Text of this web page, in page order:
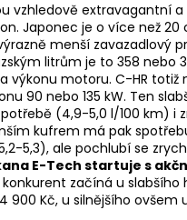
vzhledově extravagantní a
Japonec je o více než
menší zavazadlový
litrům je to 358 nebo
výkonu motoru. C-HR totiž
90 nebo 135 kW. Ten
(4,9-5,0 l/100 km) i
kufrem má pak
5,3), ale pochlubí se
E-Tech startuje s
konkurent začíná u slabšího
900 Kč, u silnějšího ovšem